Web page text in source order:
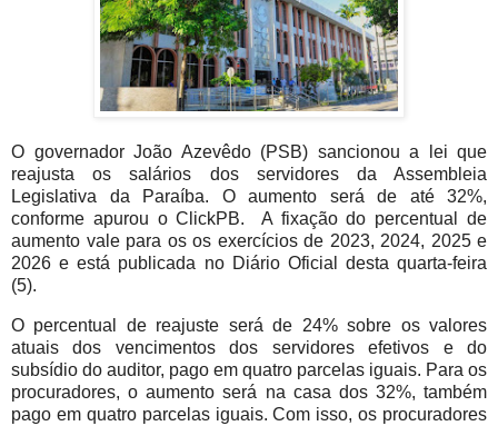
O governador João Azevêdo (PSB) sancionou a lei que
reajusta os salários dos servidores da Assembleia
Legislativa da Paraíba. O aumento será de até 32%,
conforme apurou o ClickPB. A fixação do percentual de
aumento vale para os os exercícios de 2023, 2024, 2025 e
2026 e está publicada no Diário Oficial desta quarta-feira
(5).
O percentual de reajuste será de 24% sobre os valores
atuais dos vencimentos dos servidores efetivos e do
subsídio do auditor, pago em quatro parcelas iguais. Para os
procuradores, o aumento será na casa dos 32%, também
pago em quatro parcelas iguais. Com isso, os procuradores